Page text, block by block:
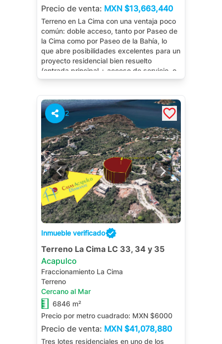
Precio de venta: MXN $13,663,440
Terreno en La Cima con una ventaja poco
común: doble acceso, tanto por Paseo de
la Cima como por Paseo de la Bahía, lo
que abre posibilidades excelentes para un
proyecto residencial bien resuelto
(entrada principal + acceso de servicio, o
dos frentes aprovechables).
2
Inmueble verificado
Terreno La Cima LC 33, 34 y 35
Acapulco
Fraccionamiento La Cima
Terreno
Cercano al Mar
6846 m²
Precio por metro cuadrado: MXN $6000
Precio de venta: MXN $41,078,880
Tres lotes residenciales en uno de los